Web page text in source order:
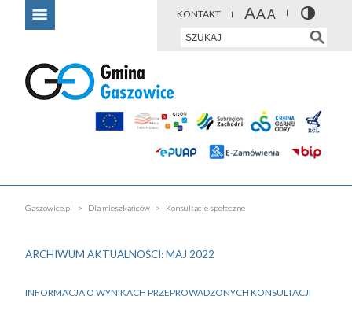
KONTAKT
Gaszowice.pl Dla mieszkańców Konsultacje społeczne
ARCHIWUM AKTUALNOŚCI: MAJ 2022
INFORMACJA O WYNIKACH PRZEPROWADZONYCH KONSULTACJI